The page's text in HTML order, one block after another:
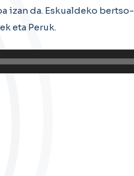
izan da. Eskualdeko
eta Peruk.